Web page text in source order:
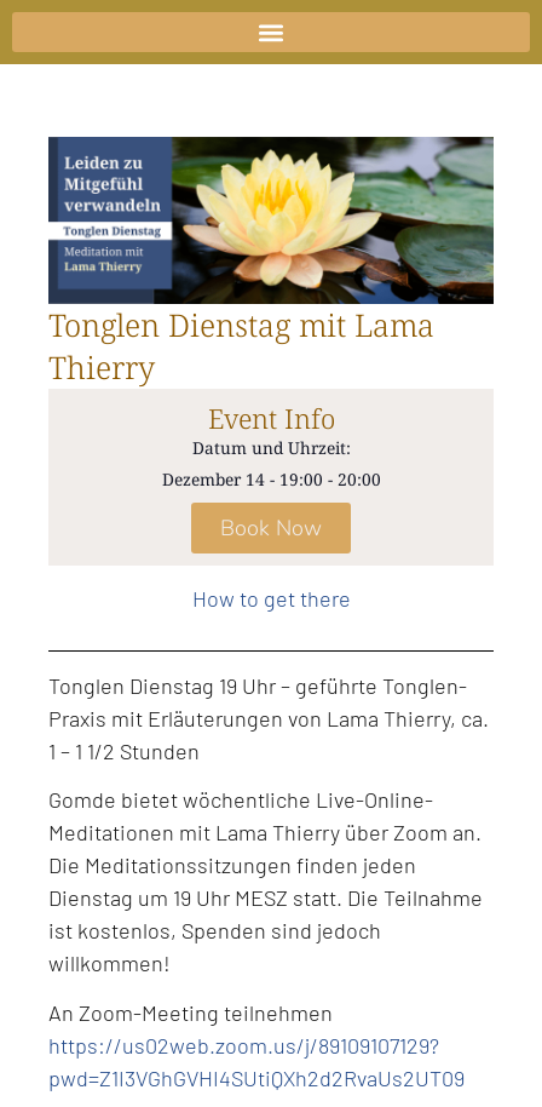
Zum
Inhalt
Tonglen Dienstag mit Lama
Thierry
Event Info
Datum und Uhrzeit:
Dezember 14 - 19:00 - 20:00
Book Now
How to get there
Tonglen Dienstag 19 Uhr – geführte Tonglen-
Praxis mit Erläuterungen von Lama Thierry, ca.
1 – 1 1/2 Stunden
Gomde bietet wöchentliche Live-Online-
Meditationen mit Lama Thierry über Zoom an.
Die Meditationssitzungen finden jeden
Dienstag um 19 Uhr MESZ statt. Die Teilnahme
ist kostenlos, Spenden sind jedoch
willkommen!
An Zoom-Meeting teilnehmen
https://us02web.zoom.us/j/89109107129?
pwd=Z1I3VGhGVHI4SUtiQXh2d2RvaUs2UT09